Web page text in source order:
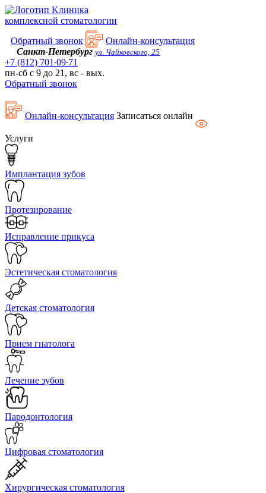
Kлиника
комплексной стоматологии
Обратный звонок
Онлайн-консультация
Санкт-Петербург ул. Чайковского, 25
+7 (812) 701∙09∙71
пн-сб с 9 до 21, вс - вых.
Обратный звонок
Онлайн-консультация Записаться онлайн
Услуги
Имплантация зубов
Протезирование
Исправление прикуса
Эстетическая стоматология
Детская стоматология
Прием гнатолога
Лечение зубов
Пародонтология
Цифровая стоматология
Хирургическая стоматология